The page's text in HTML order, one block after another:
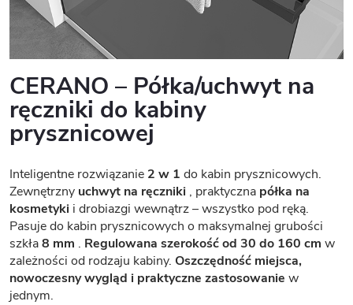
CERANO – Półka/uchwyt na
ręczniki do kabiny
prysznicowej
Inteligentne rozwiązanie 2 w 1 do kabin prysznicowych.
Zewnętrzny uchwyt na ręczniki , praktyczna półka na
kosmetyki i drobiazgi wewnątrz – wszystko pod ręką.
Pasuje do kabin prysznicowych o maksymalnej grubości
szkła8 mm . Regulowana szerokość od 30 do 160 cm w
zależności od rodzaju kabiny. Oszczędność miejsca,
nowoczesny wygląd i praktyczne zastosowanie w
jednym.